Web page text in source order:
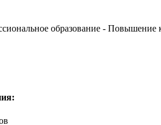
образование - Повышение